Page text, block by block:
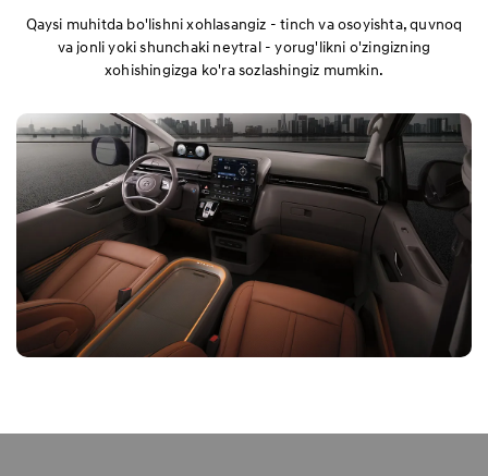
Qaysi muhitda bo'lishni xohlasangiz - tinch va osoyishta, quvnoq
va jonli yoki shunchaki neytral - yorug'likni o'zingizning
xohishingizga ko'ra sozlashingiz mumkin.